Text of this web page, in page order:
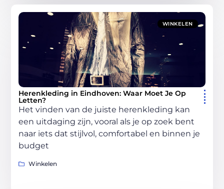
WINKELEN
Herenkleding in Eindhoven: Waar Moet Je Op
Letten?
Het vinden van de juiste herenkleding kan
een uitdaging zijn, vooral als je op zoek bent
naar iets dat stijlvol, comfortabel en binnen je
budget
Winkelen